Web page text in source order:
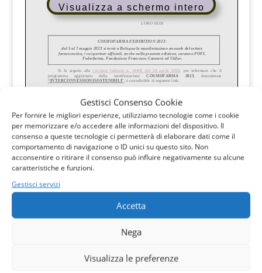
Gestisci Consenso Cookie
Per fornire le migliori esperienze, utilizziamo tecnologie come i cookie
per memorizzare e/o accedere alle informazioni del dispositivo. Il
consenso a queste tecnologie ci permetterà di elaborare dati come il
comportamento di navigazione o ID unici su questo sito. Non
acconsentire o ritirare il consenso può influire negativamente su alcune
caratteristiche e funzioni.
Gestisci servizi
Accetta
Nega
Visualizza le preferenze
Visualizza a schermo intero